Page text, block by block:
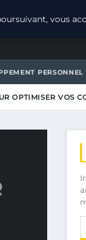
PERSONNEL
OPTIMISER VOS
vous